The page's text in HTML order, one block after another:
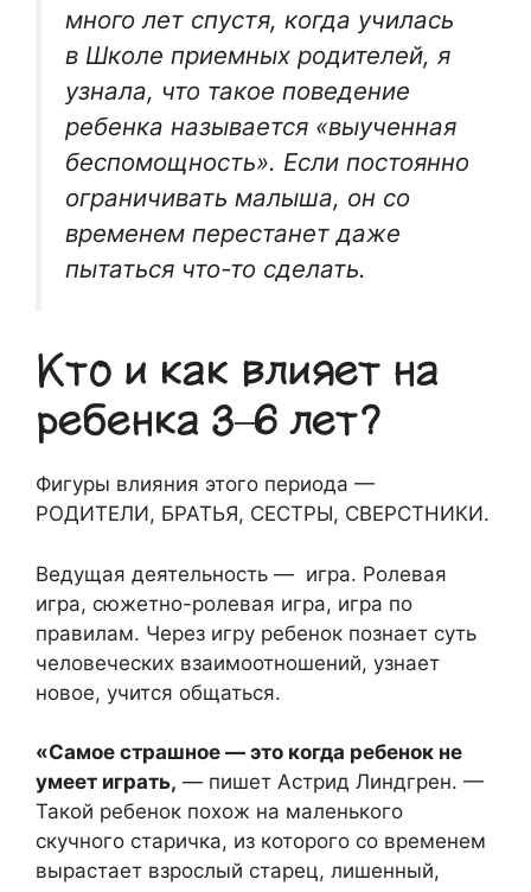
много лет спустя, когда училась
в Школе приемных родителей, я
узнала, что такое поведение
ребенка называется «выученная
беспомощность». Если постоянно
ограничивать малыша, он со
временем перестанет даже
пытаться что-то сделать.
Кто и как влияет на
ребенка 3–6 лет?
Фигуры влияния этого периода —
РОДИТЕЛИ, БРАТЬЯ, СЕСТРЫ, СВЕРСТНИКИ.
Ведущая деятельность — игра. Ролевая
игра, сюжетно-ролевая игра, игра по
правилам. Через игру ребенок познает суть
человеческих взаимоотношений, узнает
новое, учится общаться.
«Самое страшное — это когда ребенок не
умеет играть, — пишет Астрид Линдгрен. —
Такой ребенок похож на маленького
скучного старичка, из которого со временем
вырастает взрослый старец, лишенный,